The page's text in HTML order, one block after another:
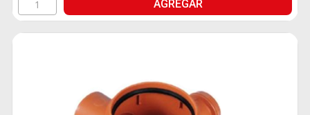
AGREGAR